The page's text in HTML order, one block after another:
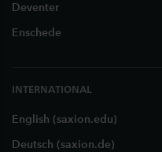
Deventer
Enschede
INTERNATIONAL
English (saxion.edu)
Deutsch (saxion.de)